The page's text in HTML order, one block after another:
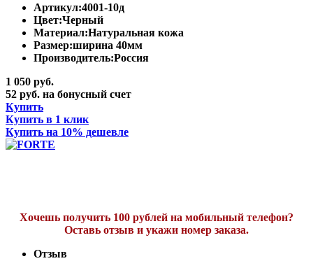
Артикул:4001-10д
Цвет:Черный
Материал:Натуральная кожа
Размер:ширина 40мм
Производитель:Россия
1 050 руб.
52 руб. на бонусный счет
Купить
Купить в 1 клик
Купить на 10% дешевле
Хочешь получить 100 рублей на мобильный телефон?
Оставь отзыв и укажи номер заказа.
Отзыв